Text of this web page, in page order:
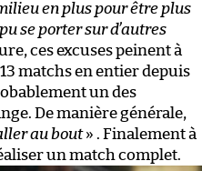
en plus pour être plus
se porter sur d’autres
ces excuses peinent à
matchs en entier depuis
un des
De manière générale,
au bout» . Finalement à
un match complet.